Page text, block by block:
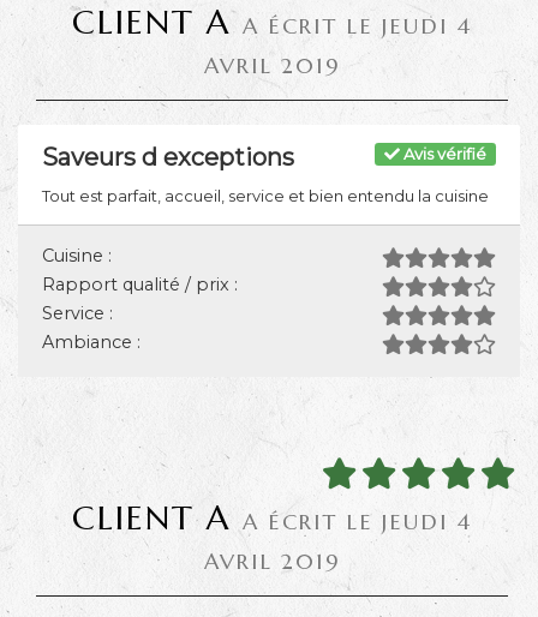
CLIENT A A ÉCRIT LE JEUDI 4
AVRIL 2019
Avis vérifié
Saveurs d exceptions
Tout est parfait, accueil, service et bien entendu la cuisine
Cuisine :
Rapport qualité / prix :
Service :
Ambiance :
CLIENT A A ÉCRIT LE JEUDI 4
AVRIL 2019